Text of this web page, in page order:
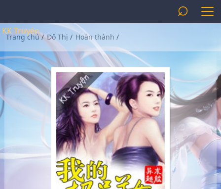
KK Truyện
⌕
Trang chủ/ Đô Thị / Hoàn thành /